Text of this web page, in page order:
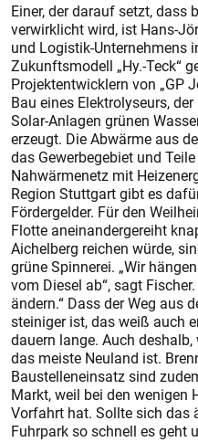
Einer, der darauf setzt, dass
verwirklicht wird, ist Hans-
und Logistik-Unternehmens
Zukunftsmodell „Hy.-Teck“
Projektentwicklern von „GP
Bau eines Elektrolyseurs,
Solar-Anlagen grünen
erzeugt. Die Abwärme aus
das Gewerbegebiet und
Nahwärmenetz mit
Region Stuttgart gibt es
Fördergelder. Für den
Flotte aneinandergereiht
Aichelberg reichen würde,
grüne Spinnerei. „Wir
vom Diesel ab“, sagt
ändern.“ Dass der Weg aus
steiniger ist, das weiß auch
dauern lange. Auch
das meis­te Neuland ist.
Baustelleneinsatz sind
Markt, weil bei den wenigen
Vorfahrt hat. Sollte sich das
Fuhrpark so schnell es geht